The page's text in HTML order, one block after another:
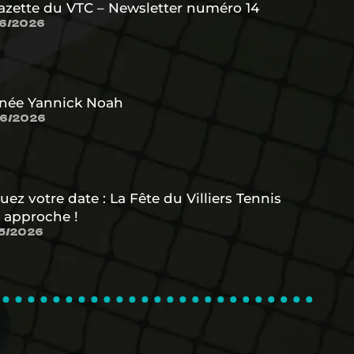
du VTC – Newsletter numéro 14
2026
Yannick Noah
2026
votre date : La Fête du Villiers Tennis
approche !
2026